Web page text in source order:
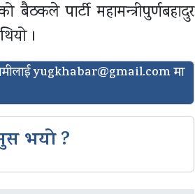
पार्टी महामन्त्रीपुर्णबहादुर
।
yugkhabar@gmail.comमा
भयो ?